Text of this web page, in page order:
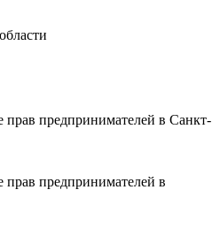
предпринимателей в Санкт-
предпринимателей в